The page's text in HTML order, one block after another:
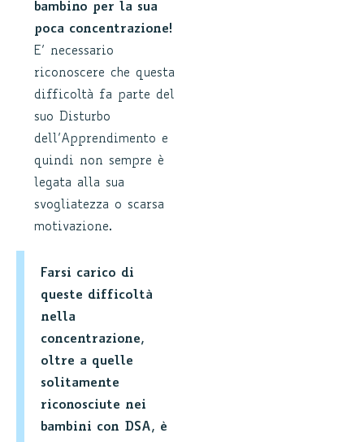
bambino per la sua
poca concentrazione!
E’ necessario
riconoscere che questa
difficoltà fa parte del
suo Disturbo
dell’Apprendimento e
quindi non sempre è
legata alla sua
svogliatezza o scarsa
motivazione.
Farsi carico di
queste difficoltà
nella
concentrazione,
oltre a quelle
solitamente
riconosciute nei
bambini con DSA, è